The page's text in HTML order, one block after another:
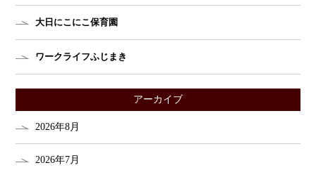
大日にこにこ保育園
ワークライフふじまき
アーカイブ
2026年8月
2026年7月